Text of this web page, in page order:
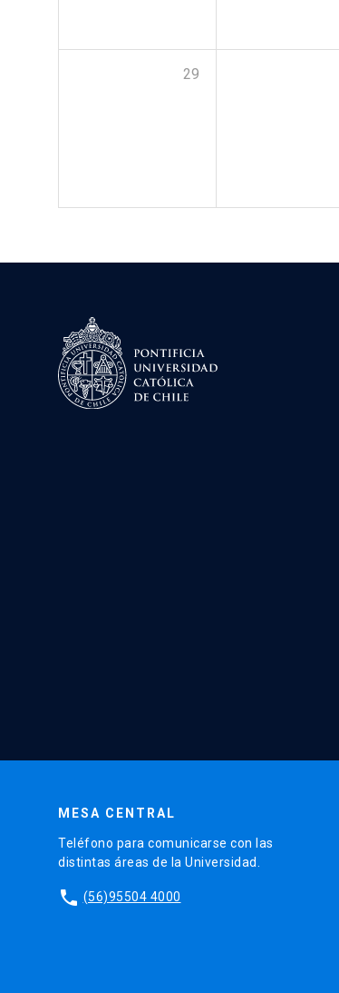
29
MESA CENTRAL
Teléfono para comunicarse con las
distintas áreas de la Universidad.
phone (56)95504 4000